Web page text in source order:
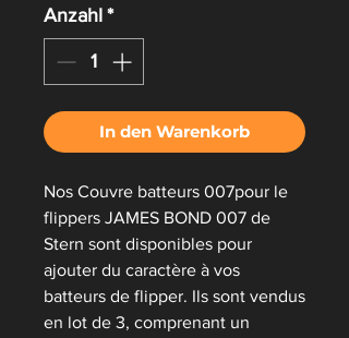
Anzahl *
In den Warenkorb
Nos Couvre batteurs 007pour le
flippers JAMES BOND 007 de
Stern sont disponibles pour
ajouter du caractère à vos
batteurs de flipper. Ils sont vendus
en lot de 3, comprenant un